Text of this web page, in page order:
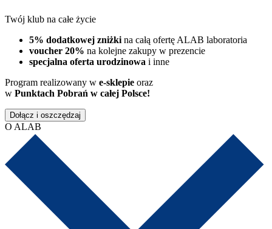
Twój klub na całe życie
5% dodatkowej zniżki na całą ofertę ALAB laboratoria
voucher 20% na kolejne zakupy w prezencie
specjalna oferta urodzinowa i inne
Program realizowany w e-sklepie oraz
w Punktach Pobrań w całej Polsce!
Dołącz i oszczędzaj
O ALAB